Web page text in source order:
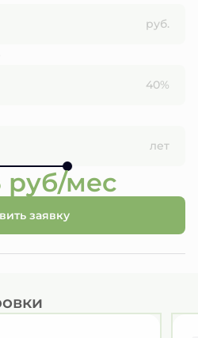
руб.
40%
лет
руб/мес
заявку